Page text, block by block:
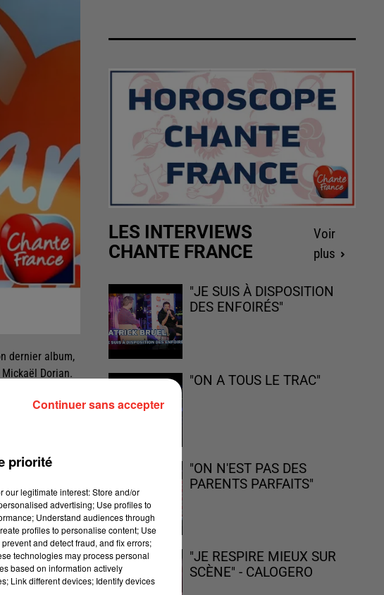
dernier album,
Dorian.
LES INTERVIEWS
CHANTE FRANCE
Voir
plus
"JE SUIS À DISPOSITION
DES ENFOIRÉS"
"ON A TOUS LE TRAC"
"ON N'EST PAS DES
PARENTS PARFAITS"
"JE RESPIRE MIEUX SUR
SCÈNE" - CALOGERO
priorité
legitimate interest: Store and/or
advertising; Use profiles to
Understand audiences through
profiles to personalise content; Use
and detect fraud, and fix errors;
technologies may process personal
based on information actively
Link different devices; Identify devices
Continuer sans accepter